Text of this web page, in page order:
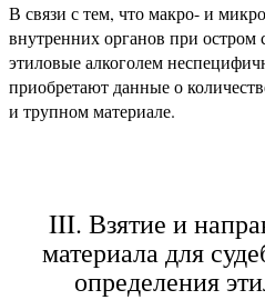
В связи с тем, что макро- и
внутренних органов при остром
этиловые алкоголем
приобретают данные о
и трупном материале.
III. Взятие и
материала для
определения